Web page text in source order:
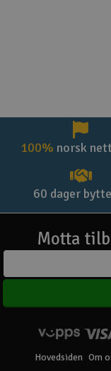
100% norsk
60 dager
Motta
Hovedsiden Om